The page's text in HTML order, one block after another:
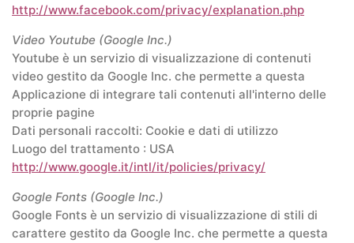
http://www.facebook.com/privacy/explanation.php
Video Youtube (Google Inc.)
Youtube è un servizio di visualizzazione di contenuti
video gestito da Google Inc. che permette a questa
Applicazione di integrare tali contenuti all'interno delle
proprie pagine
Dati personali raccolti: Cookie e dati di utilizzo
Luogo del trattamento : USA
http://www.google.it/intl/it/policies/privacy/
Google Fonts (Google Inc.)
Google Fonts è un servizio di visualizzazione di stili di
carattere gestito da Google Inc. che permette a questa